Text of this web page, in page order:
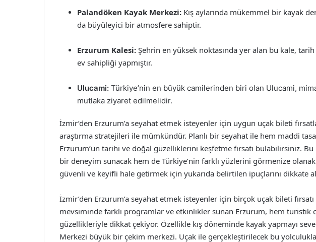
Palandöken Kayak Merkezi: Kış aylarında mükemmel bir kayak
da büyüleyici bir atmosfere sahiptir.
Erzurum Kalesi: Şehrin en yüksek noktasında yer alan bu kale,
ev sahipliği yapmıştır.
Ulucami: Türkiye’nin en büyük camilerinden biri olan Ulucami,
mutlaka ziyaret edilmelidir.
İzmir’den Erzurum’a seyahat etmek isteyenler için uygun uçak bileti
araştırma stratejileri ile mümkündür. Planlı bir seyahat ile hem maddi
Erzurum’un tarihi ve doğal güzelliklerini keşfetme fırsatı bulabilirsiniz.
bir deneyim sunacak hem de Türkiye’nin farklı yüzlerini görmenize olanak
güvenli ve keyifli hale getirmek için yukarıda belirtilen ipuçlarını dikkate
İzmir’den Erzurum’a seyahat etmek isteyenler için birçok uçak bileti fırsatı
mevsiminde farklı programlar ve etkinlikler sunan Erzurum, hem turistik
güzellikleriyle dikkat çekiyor. Özellikle kış döneminde kayak yapmayı
Merkezi büyük bir çekim merkezi. Uçak ile gerçekleştirilecek bu